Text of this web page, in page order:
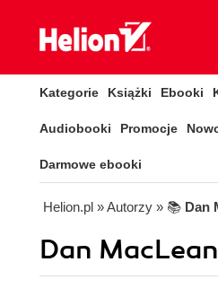
Kategorie Książki Ebooki
Audiobooki Promocje
Darmowe ebooki
Helion.pl » Autorzy » 📚 Dan
Dan